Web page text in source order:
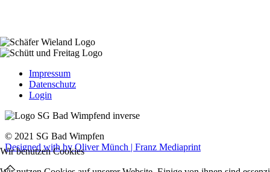
Impressum
Datenschutz
Login
© 2021 SG Bad Wimpfen
Designed withby Oliver Münch | Franz Mediaprint
Wir benutzen Cookies